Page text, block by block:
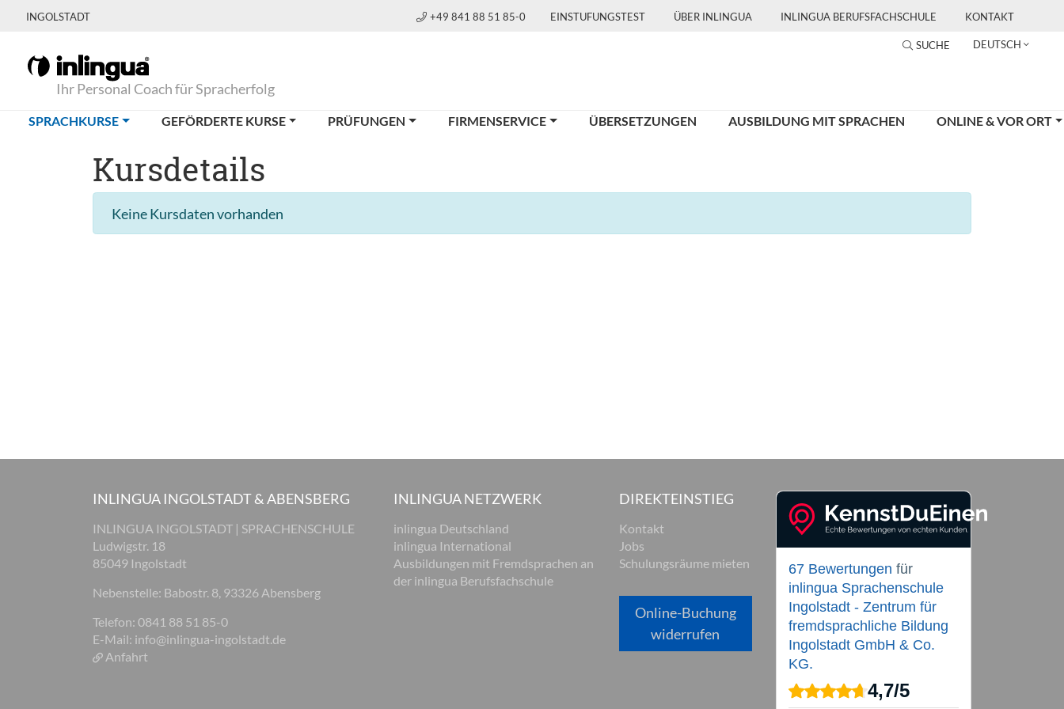
INGOLSTADT +49 841 88 51 85-0 EINSTUFUNGSTEST ÜBER INLINGUA INLINGUA BERUFSFACHSCHULE KONTAKT
SUCHE DEUTSCH
Ihr Personal Coach für Spracherfolg
SPRACHKURSE(CURRENT)GEFÖRDERTE KURSE PRÜFUNGEN FIRMENSERVICE ÜBERSETZUNGEN AUSBILDUNG MIT SPRACHEN ONLINE & VOR ORT
Kursdetails
Keine Kursdaten vorhanden
INLINGUA INGOLSTADT & ABENSBERG
INLINGUA INGOLSTADT | SPRACHENSCHULE
Ludwigstr. 18
85049 Ingolstadt
Nebenstelle: Babostr. 8, 93326 Abensberg
Telefon: 0841 88 51 85-0
E-Mail: info@inlingua-ingolstadt.de
Anfahrt
INLINGUA NETZWERK
inlingua Deutschland
inlingua International
Ausbildungen mit Fremdsprachen an
der inlingua Berufsfachschule
DIREKTEINSTIEG
Kontakt
Jobs
Schulungsräume mieten
Online-Buchung
widerrufen
67 Bewertungen für
inlingua Sprachenschule
Ingolstadt - Zentrum für
fremdsprachliche Bildung
Ingolstadt GmbH & Co.
KG.
4,7/5